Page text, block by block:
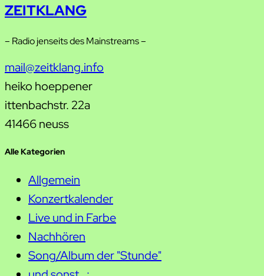
ZEITKLANG
– Radio jenseits des Mainstreams –
mail@zeitklang.info
heiko hoeppener
ittenbachstr. 22a
41466 neuss
Alle Kategorien
Allgemein
Konzertkalender
Live und in Farbe
Nachhören
Song/Album der "Stunde"